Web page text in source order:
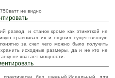
не видно
развод, и станок кроме как этикеткой не
сравнивал их и ощутил существенную
за счет чего можно было получить
исходные размеры, да и не кто не
не хватает мощности.
без шумный.Идеальный для